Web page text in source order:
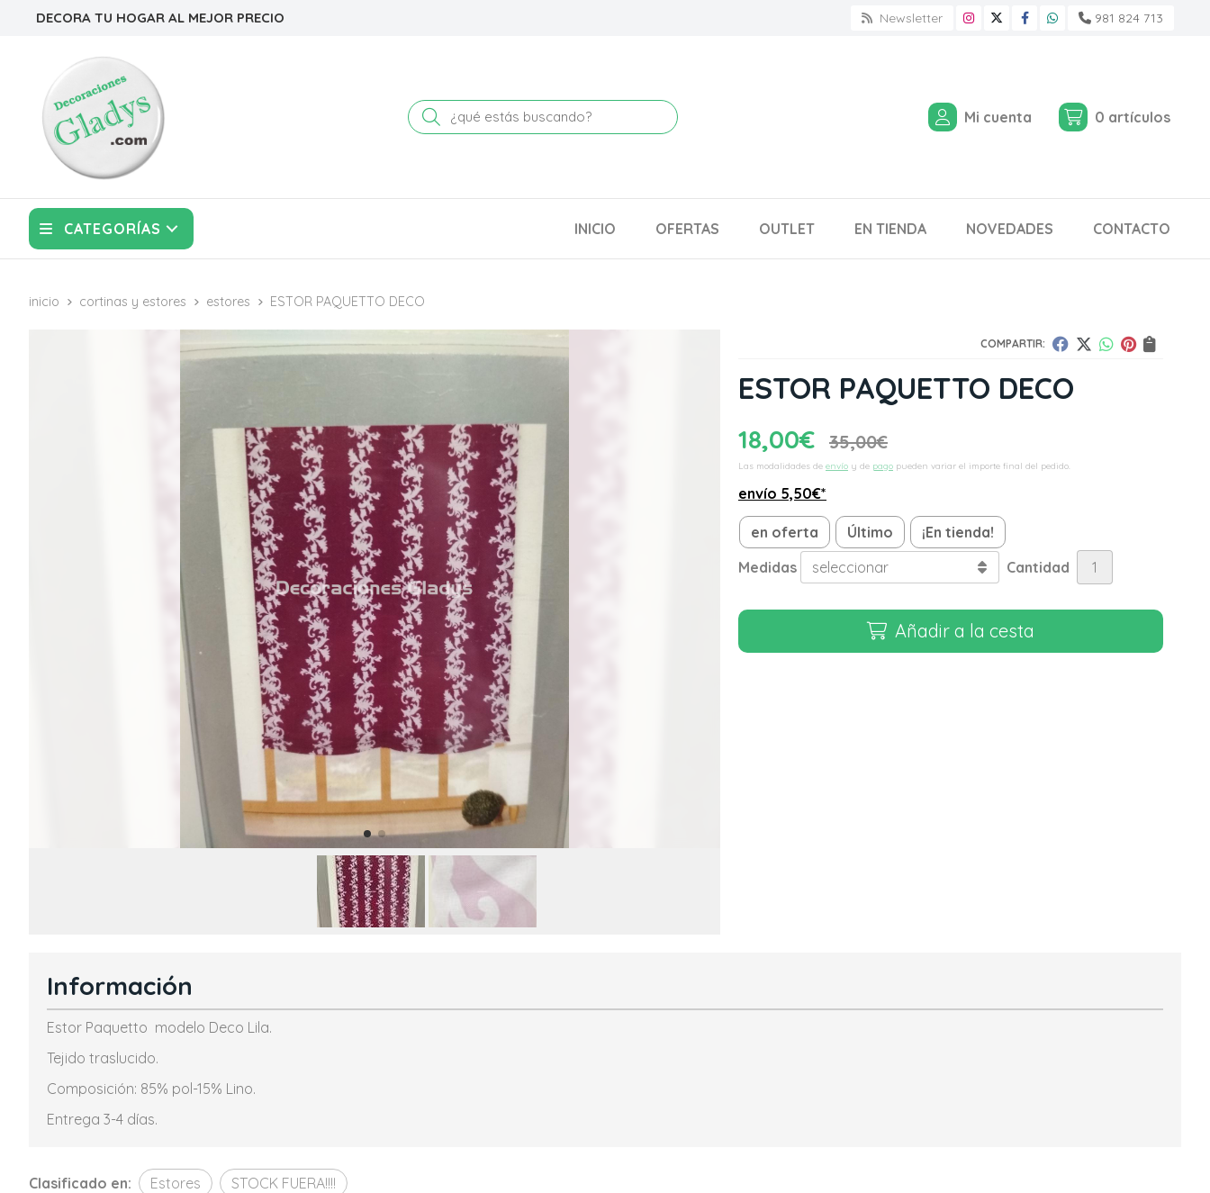
DECORA TU HOGAR AL MEJOR PRECIO Newsletter 981 824 713
Buscar Mi cuenta 0 artículos
CATEGORÍAS INICIO OFERTAS OUTLET EN TIENDA NOVEDADES CONTACTO
inicio cortinas y estores estores ESTOR PAQUETTO DECO
COMPARTIR:
ESTOR PAQUETTO DECO
18,00€ 35,00€
Las modalidades de envío y de pago pueden variar el importe final del pedido.
envío 5,50€*
en oferta Último
¡En tienda!
Medidas
Cantidad
Añadir a la cesta
Información
Estor Paquetto modelo Deco Lila.
Tejido traslucido.
Composición: 85% pol-15% Lino.
Entrega 3-4 días.
Clasificado en: Estores STOCK FUERA!!!!